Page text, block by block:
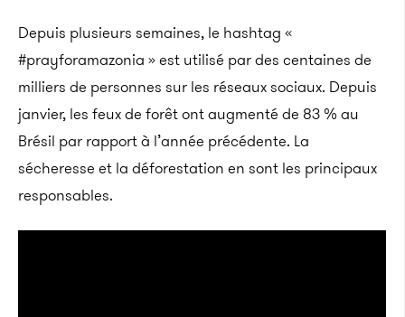
Depuis plusieurs semaines, le hashtag «
#prayforamazonia » est utilisé par des centaines de
milliers de personnes sur les réseaux sociaux. Depuis
janvier, les feux de forêt ont augmenté de 83 % au
Brésil par rapport à l’année précédente. La
sécheresse et la déforestation en sont les principaux
responsables.